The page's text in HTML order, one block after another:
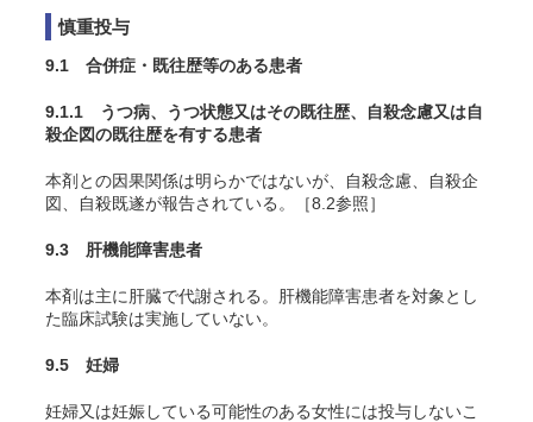
慎重投与
9.1 合併症・既往歴等のある患者
9.1.1 うつ病、うつ状態又はその既往歴、自殺念慮又は自
殺企図の既往歴を有する患者
本剤との因果関係は明らかではないが、自殺念慮、自殺企
図、自殺既遂が報告されている。［8.2参照］
9.3 肝機能障害患者
本剤は主に肝臓で代謝される。肝機能障害患者を対象とし
た臨床試験は実施していない。
9.5 妊婦
妊婦又は妊娠している可能性のある女性には投与しないこ